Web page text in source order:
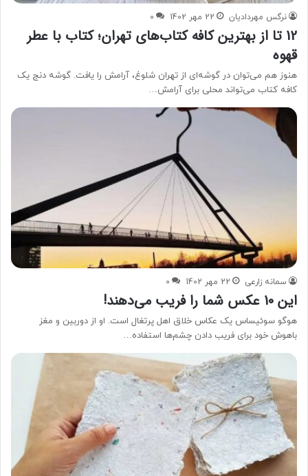
نرگس مهردادیان 22 مهر 1402 0
12 تا از بهترین کافه کتاب‌های تهران؛ کتاب با عطر
قهوه
هنوز هم می‌توان در گوشه‌ای از تهران شلوغ، آرامش را یافت. گوشه‌ دنج یک
کافه کتاب می‌تواند محلی برای آرامش…
سمانه زارعی 22 مهر 1402 0
این 10 عکس شما را فریب می‌دهند!
هوگو سوئیساس یک عکاس خلاق اهل پرتغال است. او از دوربین و مغز
باهوش خود برای فریب دادن چشم‌ها استفاده…